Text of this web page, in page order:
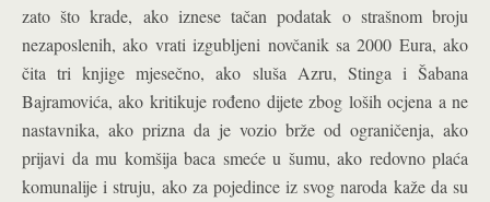
zato što krade, ako iznese tačan podatak o strašnom broju
nezaposlenih, ako vrati izgubljeni novčanik sa 2000 Eura, ako
čita tri knjige mjesečno, ako sluša Azru, Stinga i Šabana
Bajramovića, ako kritikuje rođeno dijete zbog loših ocjena a ne
nastavnika, ako prizna da je vozio brže od ograničenja, ako
prijavi da mu komšija baca smeće u šumu, ako redovno plaća
komunalije i struju, ako za pojedince iz svog naroda kaže da su